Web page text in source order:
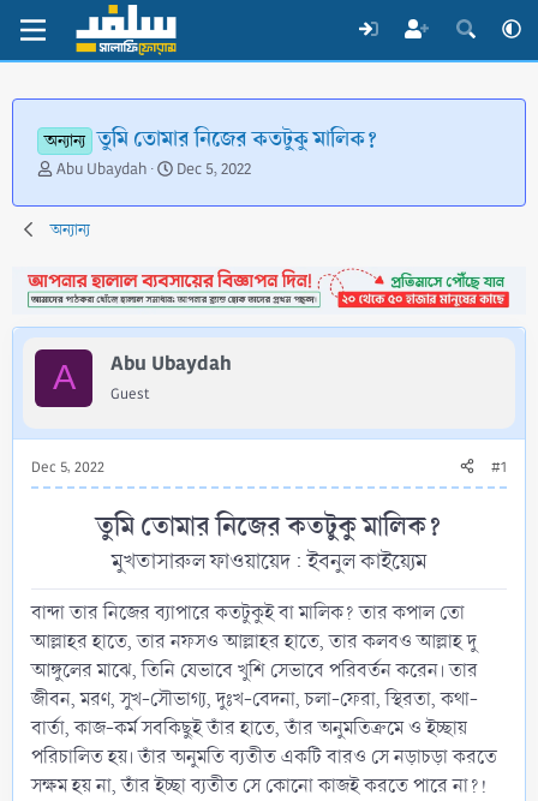
অন্যান্য তুমি তোমার নিজের কতটুকু মালিক?
T
r
e
d
s
t
a
r
t
r
Abu Ubaydah
S
a
d
a
t
Dec 5, 2022
অন্যান্য
A Abu Ubaydah
Guest
Dec 5, 2022 #1
তুমি তোমার নিজের কতটুকু মালিক?
মুখতাসারুল ফাওয়ায়েদ : ইবনুল কাইয়্যেম
বান্দা তার নিজের ব্যাপারে কতটুকুই বা মালিক? তার কপাল তো
আল্লাহর হাতে, তার নফসও আল্লাহর হাতে, তার কলবও আল্লাহ দু
আঙ্গুলের মাঝে, তিনি যেভাবে খুশি সেভাবে পরিবর্তন করেন। তার
জীবন, মরণ, সুখ-সৌভাগ্য, দুঃখ-বেদনা, চলা-ফেরা, স্থিরতা, কথা-
বার্তা, কাজ-কর্ম সবকিছুই তাঁর হাতে, তাঁর অনুমতিক্রমে ও ইচ্ছায়
পরিচালিত হয়। তাঁর অনুমতি ব্যতীত একটি বারও সে নড়াচড়া করতে
সক্ষম হয় না, তাঁর ইচ্ছা ব্যতীত সে কোনো কাজই করতে পারে না?!